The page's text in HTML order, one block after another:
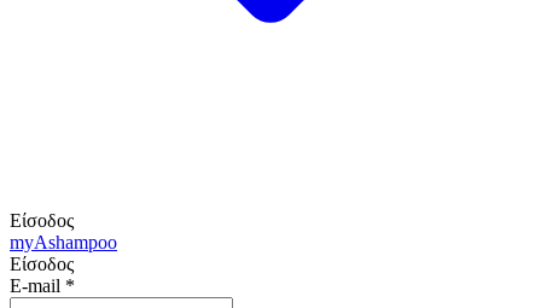
Είσοδος
myAshampoo
Είσοδος
E-mail *